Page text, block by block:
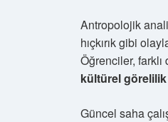
Antropolojik
hıçkırık gibi
Öğrenciler,
kültürel görelilik
Güncel saha